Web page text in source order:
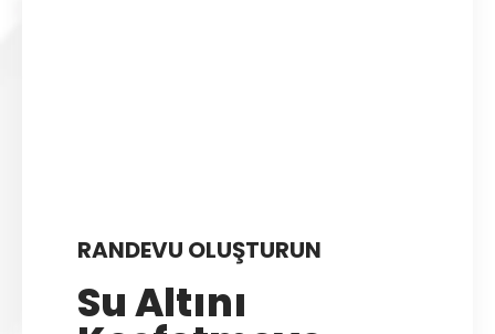
RANDEVU OLUŞTURUN
Su Altını